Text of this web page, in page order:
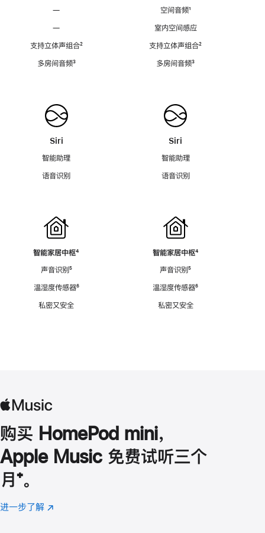
—
—
支持立体声组合脚
²
多房间音频脚
³
Siri
智能助理
语音识别
智能家居中枢脚
⁴
声音识别脚
⁵
温湿度传感器脚
⁶
私密又安全
空间音频脚
¹
室内空间感应
支持立体声组合脚
²
多房间音频脚
³
Siri
智能助理
语音识别
智能家居中枢脚
⁴
声音识别脚
⁵
温湿度传感器脚
⁶
私密又安全
购买 HomePod mini，
Apple Music 免费试听三个
月 脚
注
⁺。
进一步了解 Apple
(在